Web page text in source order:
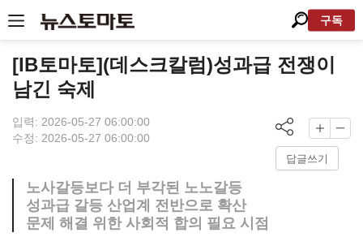
구독
[IB토마토](데스크칼럼)성과급 전쟁이
남긴 숙제
입력: 2026-05-27 06:00:00
수정: 2026-05-27 06:00:00
답글쓰기
노사갈등보다 더 부각된 노노갈등
성과급 갈등 산업계 전반으로 확산
문제 해결 위한 사회적 합의 필요 시점